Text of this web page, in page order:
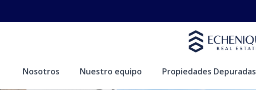
Nosotros Nuestro equipo Propiedades Depuradas